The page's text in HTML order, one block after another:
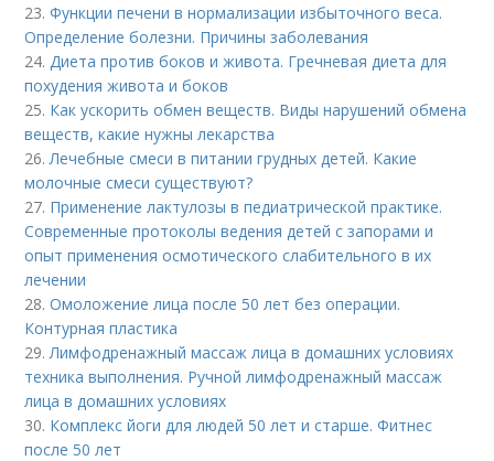
23.Функции печени в нормализации избыточного веса.
Определение болезни. Причины заболевания
24.Диета против боков и живота. Гречневая диета для
похудения живота и боков
25. Как ускорить обмен веществ. Виды нарушений обмена
веществ, какие нужны лекарства
26.Лечебные смеси в питании грудных детей. Какие
молочные смеси существуют?
27. Применение лактулозы в педиатрической практике.
Современные протоколы ведения детей с запорами и
опыт применения осмотического слабительного в их
лечении
28.Омоложение лица после 50 лет без операции.
Контурная пластика
29.Лимфодренажный массаж лица в домашних условиях
техника выполнения. Ручной лимфодренажный массаж
лица в домашних условиях
30. Комплекс йоги для людей 50 лет и старше. Фитнес
после 50 лет